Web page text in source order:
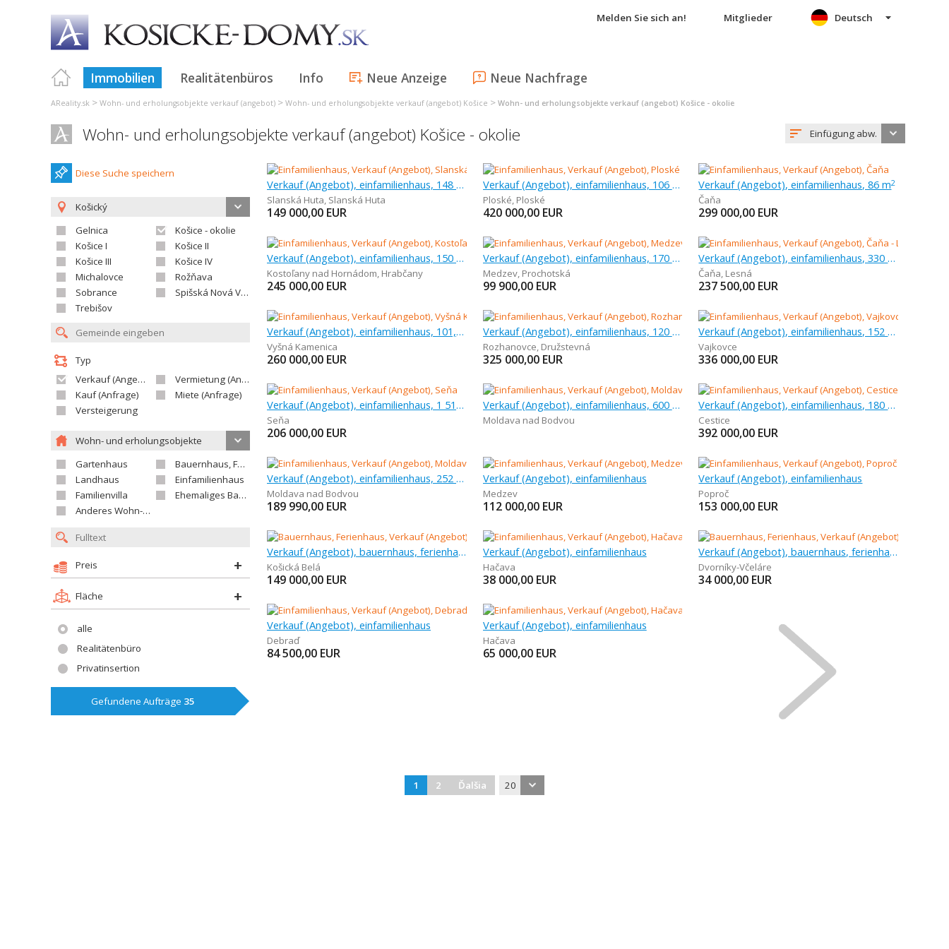
Melden Sie sich an! Mitglieder
Immobilien Realitätenbüros Info Neue Anzeige Neue Nachfrage
Deutsch
AReality.sk > Wohn- und erholungsobjekte verkauf (angebot) > Wohn- und erholungsobjekte verkauf (angebot) Košice > Wohn- und erholungsobjekte verkauf (angebot) Košice - okolie
Wohn- und erholungsobjekte verkauf (angebot) Košice - okolie Einfügung abw.
Diese Suche speichern
Košický
Gelnica
Košice - okolie
Košice I
Košice II
Košice III
Košice IV
Michalovce
Rožňava
Sobrance
Spišská Nová Ves
Trebišov
Typ
Verkauf (Angebot)
Vermietung (Angebot)
Kauf (Anfrage)
Miete (Anfrage)
Versteigerung
Wohn- und erholungsobjekte
Gartenhaus
Bauernhaus, Ferienhaus
Landhaus
Einfamilienhaus
Familienvilla
Ehemaliges Bauerngut
Anderes Wohn- oder Ferienobjekt
Preis
Fläche
alle
Realitätenbüro
Privatinsertion
Gefundene Aufträge 35
Verkauf (Angebot), einfamilienhaus, 148 m
Slanská Huta, Slanská Huta
149 000,00 EUR
Verkauf (Angebot), einfamilienhaus, 106 m
Ploské, Ploské
420 000,00 EUR
Verkauf (Angebot), einfamilienhaus, 86 m2
Čaňa
299 000,00 EUR
Verkauf (Angebot), einfamilienhaus, 150 m
Kostoľany nad Hornádom, Hrabčany
245 000,00 EUR
Verkauf (Angebot), einfamilienhaus, 170 m
Medzev, Prochotská
99 900,00 EUR
Verkauf (Angebot), einfamilienhaus, 330 m
Čaňa, Lesná
237 500,00 EUR
Verkauf (Angebot), einfamilienhaus, 101,58 m
Vyšná Kamenica
260 000,00 EUR
Verkauf (Angebot), einfamilienhaus, 120 m
Rozhanovce, Družstevná
325 000,00 EUR
Verkauf (Angebot), einfamilienhaus, 152 m
Vajkovce
336 000,00 EUR
Verkauf (Angebot), einfamilienhaus, 1 516 m
Seňa
206 000,00 EUR
Verkauf (Angebot), einfamilienhaus, 600 m
Moldava nad Bodvou
Verkauf (Angebot), einfamilienhaus, 180 m
Cestice
392 000,00 EUR
Verkauf (Angebot), einfamilienhaus, 252 m
Moldava nad Bodvou
189 990,00 EUR
Verkauf (Angebot), einfamilienhaus
Medzev
112 000,00 EUR
Verkauf (Angebot), einfamilienhaus
Poproč
153 000,00 EUR
Verkauf (Angebot), bauernhaus, ferienhaus
Košická Belá
149 000,00 EUR
Verkauf (Angebot), einfamilienhaus
Hačava
38 000,00 EUR
Verkauf (Angebot), bauernhaus, ferienhaus
Dvorníky-Včeláre
34 000,00 EUR
Verkauf (Angebot), einfamilienhaus
Debraď
84 500,00 EUR
Verkauf (Angebot), einfamilienhaus
Hačava
65 000,00 EUR
1 2 Ďalšia 20